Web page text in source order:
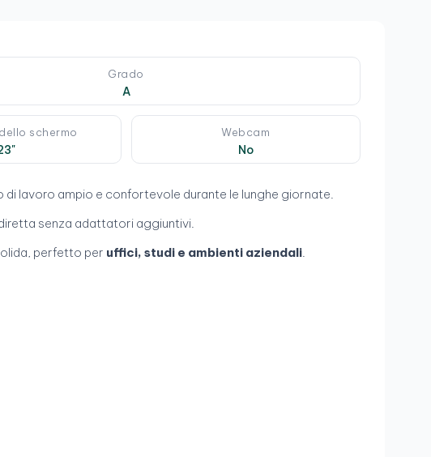
Grado
A
schermo Webcam
No
di lavoro ampio e confortevole durante le lunghe giornate.
senza adattatori aggiuntivi.
perfetto per uffici, studi e ambienti aziendali.